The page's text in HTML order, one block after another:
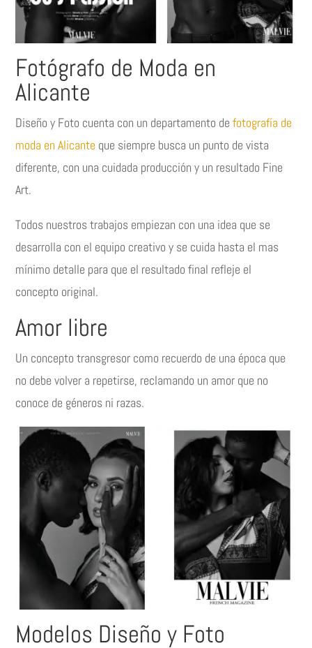
Fotógrafo de Moda en
Alicante
Diseño y Foto cuenta con un departamento defotografía de
moda en Alicante que siempre busca un punto de vista
diferente, con una cuidada producción y un resultado Fine
Art.
Todos nuestros trabajos empiezan con una idea que se
desarrolla con el equipo creativo y se cuida hasta el mas
mínimo detalle para que el resultado final refleje el
concepto original.
Amor libre
Un concepto transgresor como recuerdo de una época que
no debe volver a repetirse, reclamando un amor que no
conoce de géneros ni razas.
Modelos Diseño y Foto